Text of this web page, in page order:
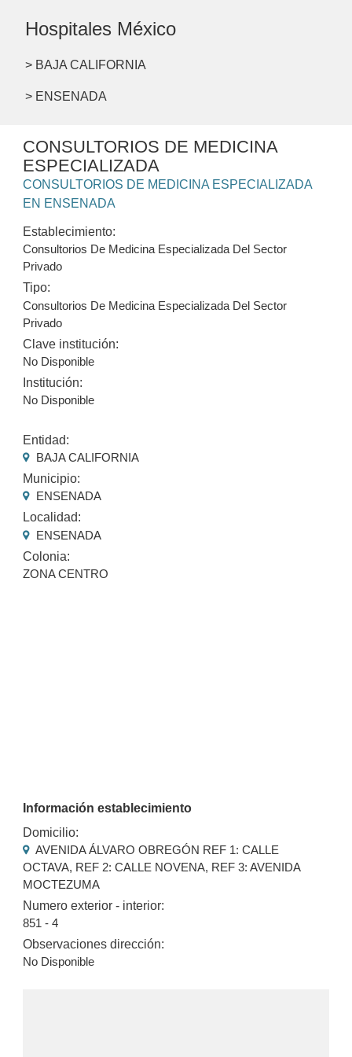
Hospitales México
> BAJA CALIFORNIA
> ENSENADA
CONSULTORIOS DE MEDICINA
ESPECIALIZADA
CONSULTORIOS DE MEDICINA ESPECIALIZADA
EN ENSENADA
Establecimiento:
Consultorios De Medicina Especializada Del Sector
Privado
Tipo:
Consultorios De Medicina Especializada Del Sector
Privado
Clave institución:
No Disponible
Institución:
No Disponible
Entidad:
BAJA CALIFORNIA
Municipio:
ENSENADA
Localidad:
ENSENADA
Colonia:
ZONA CENTRO
Información establecimiento
Domicilio:
AVENIDA ÁLVARO OBREGÓN REF 1: CALLE
OCTAVA, REF 2: CALLE NOVENA, REF 3: AVENIDA
MOCTEZUMA
Numero exterior - interior:
851 - 4
Observaciones dirección:
No Disponible